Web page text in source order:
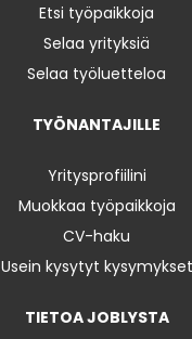
Etsi työpaikkoja
Selaa yrityksiä
Selaa työluetteloa
TYÖNANTAJILLE
Yritysprofiilini
Muokkaa työpaikkoja
CV-haku
Usein kysytyt kysymykset
TIETOA JOBLYSTA